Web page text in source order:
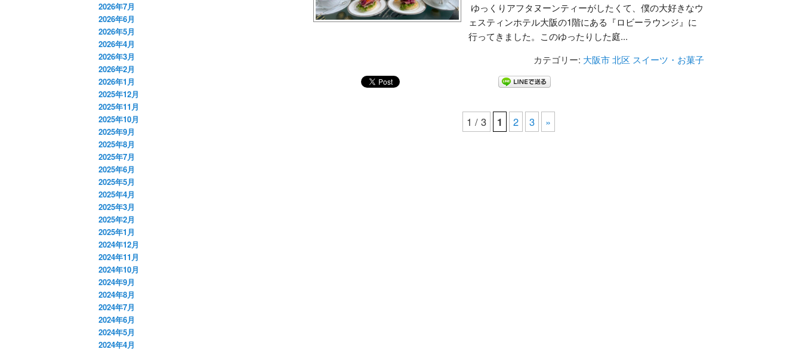
ゆっくりアフタヌーンティーがしたくて、僕の大好きなウ
ェスティンホテル大阪の1階にある『ロビーラウンジ』に
行ってきました。このゆったりした庭...
カテゴリー: 大阪市 北区 スイーツ・お菓子
1 / 3 1 2 3 »
2026年7月
2026年6月
2026年5月
2026年4月
2026年3月
2026年2月
2026年1月
2025年12月
2025年11月
2025年10月
2025年9月
2025年8月
2025年7月
2025年6月
2025年5月
2025年4月
2025年3月
2025年2月
2025年1月
2024年12月
2024年11月
2024年10月
2024年9月
2024年8月
2024年7月
2024年6月
2024年5月
2024年4月